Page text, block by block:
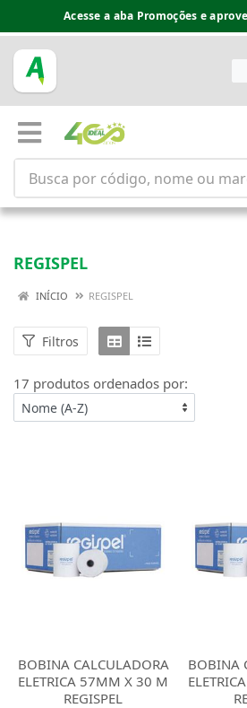
Acesse a aba Promoções e
REGISPEL
INÍCIO REGISPEL
Filtros
17 produtos ordenados por:
BOBINA CALCULADORA
ELETRICA 57MM X 30 M
REGISPEL
BOBINA